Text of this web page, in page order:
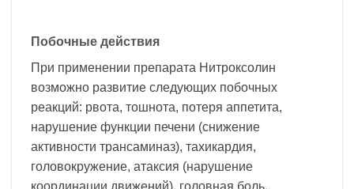
Побочные действия
При применении препарата Нитроксолин
возможно развитие следующих побочных
реакций: рвота, тошнота, потеря аппетита,
нарушение функции печени (снижение
активности трансаминаз), тахикардия,
головокружение, атаксия (нарушение